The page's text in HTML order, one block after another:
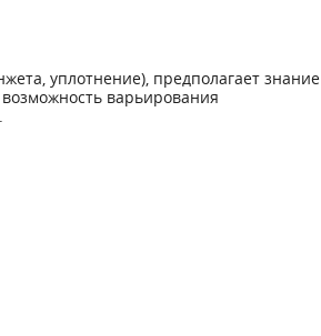
уплотнение), предполагает знание
варьирования